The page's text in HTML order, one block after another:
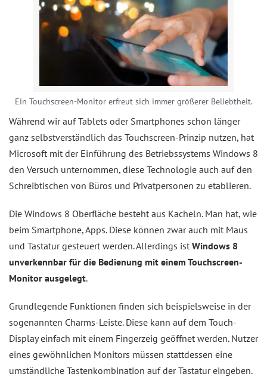
Ein Touchscreen-Monitor erfreut sich immer größerer Beliebtheit.
Während wir auf Tablets oder Smartphones schon länger
ganz selbstverständlich das Touchscreen-Prinzip nutzen, hat
Microsoft mit der Einführung des Betriebssystems Windows 8
den Versuch unternommen, diese Technologie auch auf den
Schreibtischen von Büros und Privatpersonen zu etablieren.
Die Windows 8 Oberfläche besteht aus Kacheln. Man hat, wie
beim Smartphone, Apps. Diese können zwar auch mit Maus
und Tastatur gesteuert werden. Allerdings ist Windows 8
unverkennbar für die Bedienung mit einem Touchscreen-
Monitor ausgelegt.
Grundlegende Funktionen finden sich beispielsweise in der
sogenannten Charms-Leiste. Diese kann auf dem Touch-
Display einfach mit einem Fingerzeig geöffnet werden. Nutzer
eines gewöhnlichen Monitors müssen stattdessen eine
umständliche Tastenkombination auf der Tastatur eingeben.